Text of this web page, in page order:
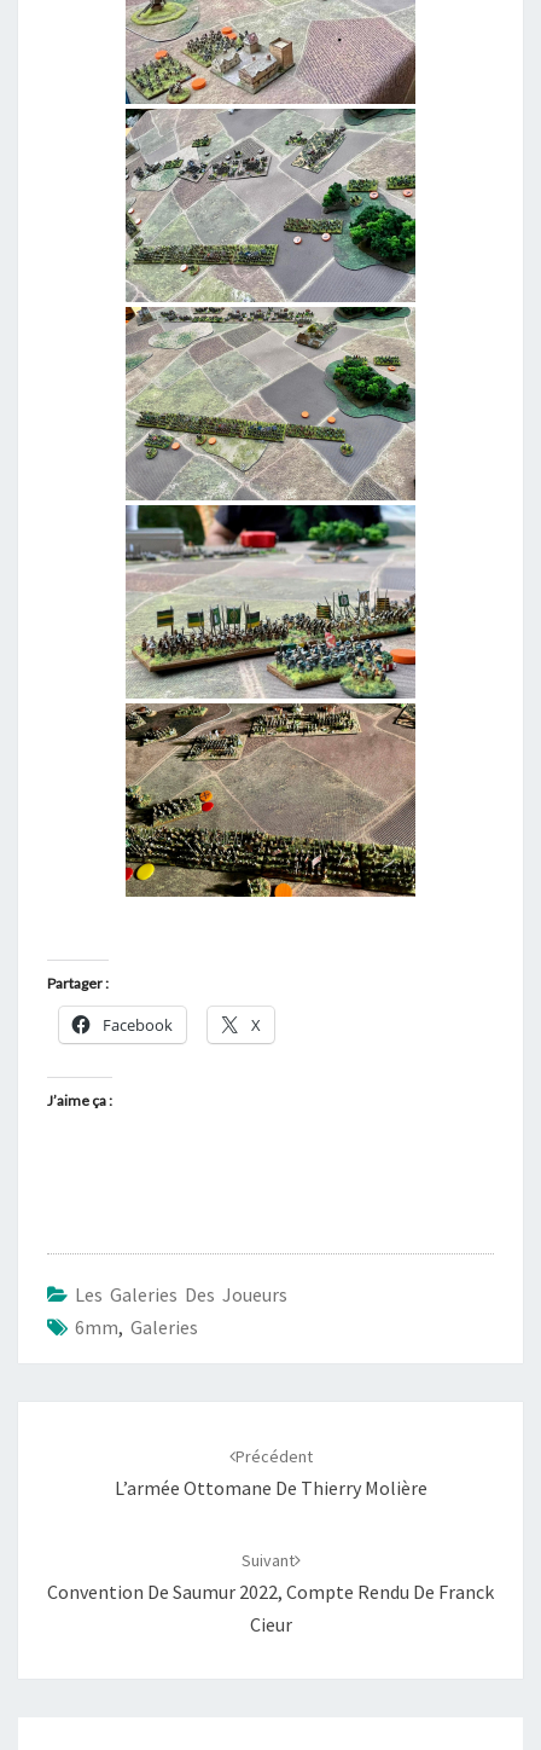
Partager :
Facebook X
J’aime ça :
Les Galeries Des Joueurs
6mm, Galeries
Précédent
L’armée Ottomane De Thierry Molière
Suivant
Convention De Saumur 2022, Compte Rendu De Franck
Cieur